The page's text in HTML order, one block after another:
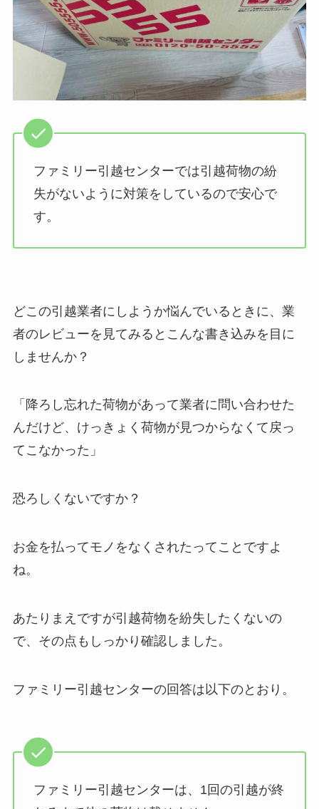
ファミリー引越センターでは引越荷物の紛
失がないように対策をしているので安心で
す。
どこの引越業者にしようか悩んでいるときに、業
者のレビューを見てみるとこんな書き込みを目に
しませんか？
「降ろし忘れた荷物があって業者に問い合わせた
んだけど、けっきょく荷物が見つからなくて戻っ
てこなかった」
恐ろしくないですか？
お金を払ってモノをなくされたってことですよ
ね。
あたりまえですが引越荷物を紛失したくないの
で、その点もしっかり確認しました。
ファミリー引越センターの回答は以下のとおり。
ファミリー引越センターは、1回の引越が終